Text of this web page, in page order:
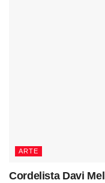
ARTE
Cordelista Davi